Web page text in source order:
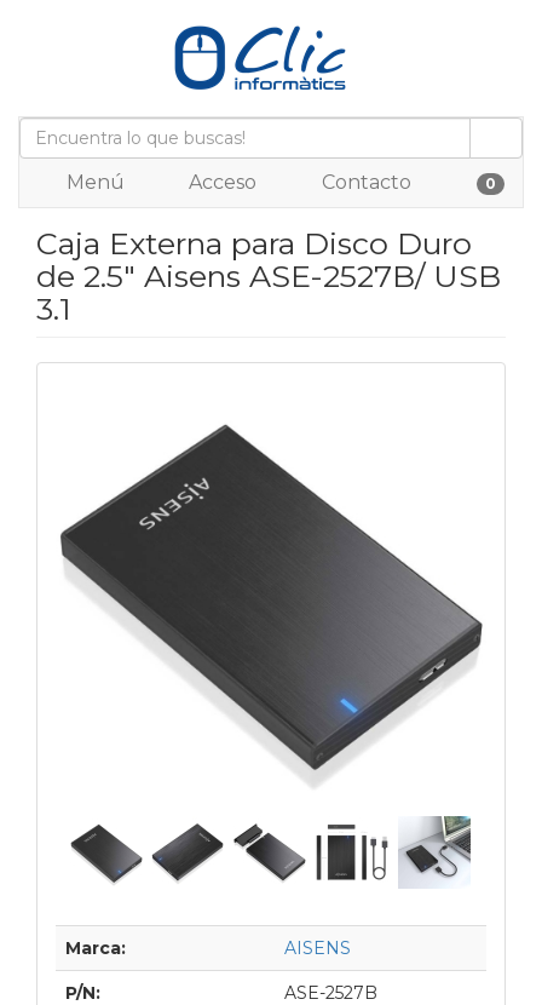
Menú Acceso Contacto 0
Caja Externa para Disco Duro
de 2.5" Aisens ASE-2527B/ USB
3.1
Marca: AISENS
P/N: ASE-2527B